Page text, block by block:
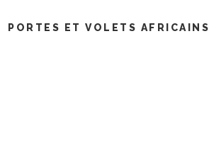
PORTES ET VOLETS AFRICAINS